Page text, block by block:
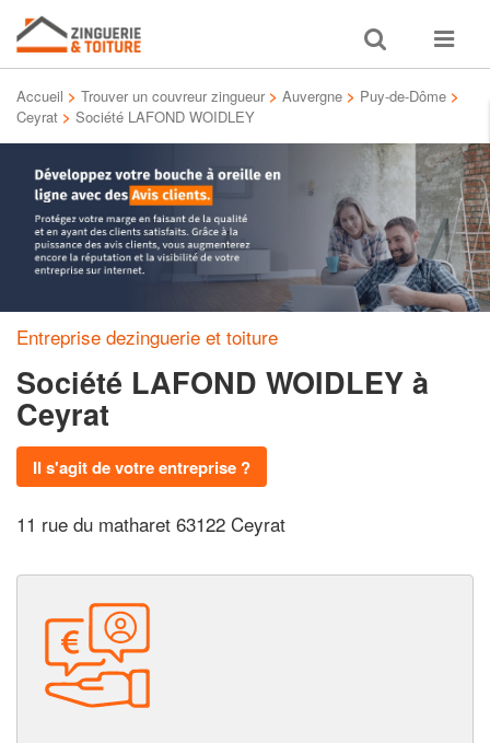
Toggle
search
Toggle
Accueil > Trouver un couvreur zingueur > Auvergne > Puy-de-Dôme >
Ceyrat > Société LAFOND WOIDLEY
Entreprise dezinguerie et toiture
Société LAFOND WOIDLEY à
Ceyrat
Il s'agit de votre entreprise ?
11 rue du matharet 63122 Ceyrat